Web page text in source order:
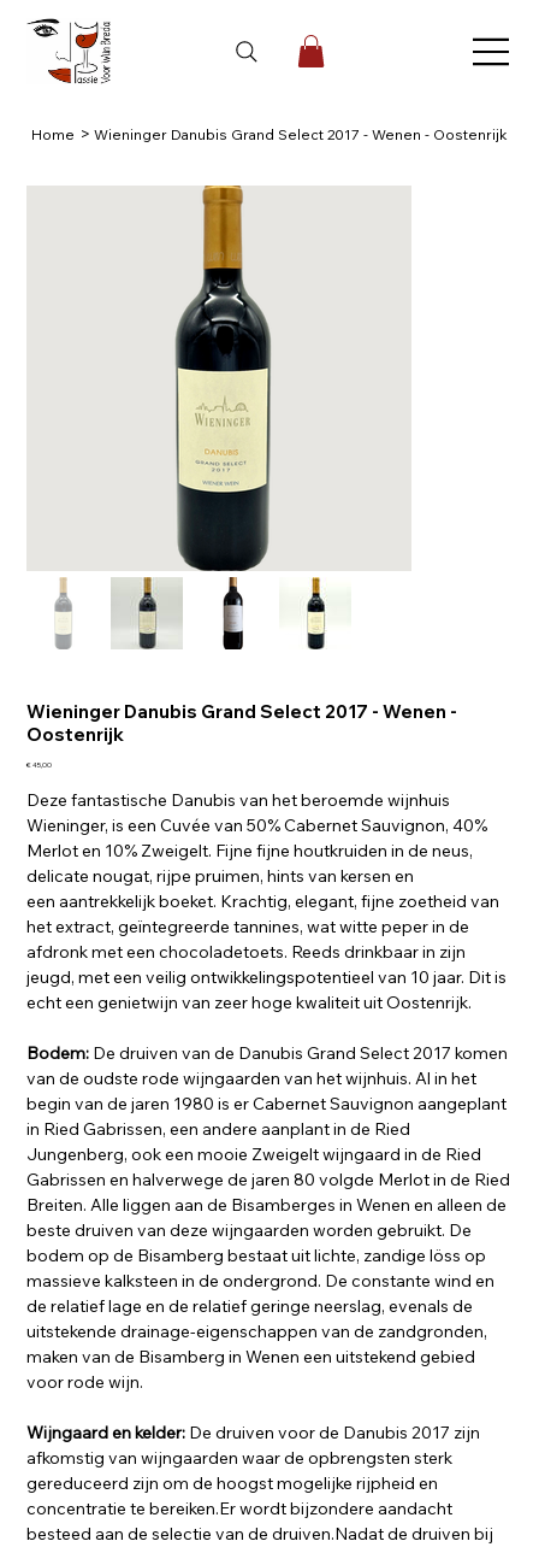
Home > Wieninger Danubis Grand Select 2017 - Wenen - Oostenrijk
Wieninger Danubis Grand Select 2017 - Wenen -
Oostenrijk
Prijs
€ 45,00
Deze fantastische Danubis van het beroemde wijnhuis
Wieninger, is een Cuvée van 50% Cabernet Sauvignon, 40%
Merlot en 10% Zweigelt. Fijne fijne houtkruiden in de neus,
delicate nougat, rijpe pruimen, hints van kersen en
een aantrekkelijk boeket. Krachtig, elegant, fijne zoetheid van
het extract, geïntegreerde tannines, wat witte peper in de
afdronk met een chocoladetoets. Reeds drinkbaar in zijn
jeugd, met een veilig ontwikkelingspotentieel van 10 jaar. Dit is
echt een genietwijn van zeer hoge kwaliteit uit Oostenrijk.
Bodem: De druiven van de Danubis Grand Select 2017 komen
van de oudste rode wijngaarden van het wijnhuis. Al in het
begin van de jaren 1980 is er Cabernet Sauvignon aangeplant
in Ried Gabrissen, een andere aanplant in de Ried
Jungenberg, ook een mooie Zweigelt wijngaard in de Ried
Gabrissen en halverwege de jaren 80 volgde Merlot in de Ried
Breiten. Alle liggen aan de Bisamberges in Wenen en alleen de
beste druiven van deze wijngaarden worden gebruikt. De
bodem op de Bisamberg bestaat uit lichte, zandige löss op
massieve kalksteen in de ondergrond. De constante wind en
de relatief lage en de relatief geringe neerslag, evenals de
uitstekende drainage-eigenschappen van de zandgronden,
maken van de Bisamberg in Wenen een uitstekend gebied
voor rode wijn.
Wijngaard en kelder: De druiven voor de Danubis 2017 zijn
afkomstig van wijngaarden waar de opbrengsten sterk
gereduceerd zijn om de hoogst mogelijke rijpheid en
concentratie te bereiken.Er wordt bijzondere aandacht
besteed aan de selectie van de druiven.Nadat de druiven bij